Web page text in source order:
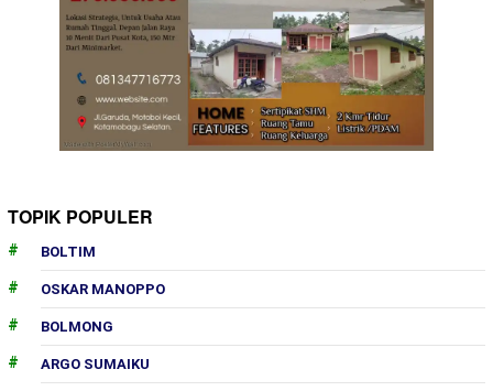
TOPIK POPULER
BOLTIM
OSKAR MANOPPO
BOLMONG
ARGO SUMAIKU